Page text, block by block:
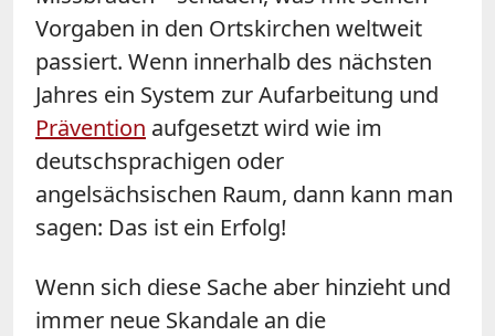
Vorgaben in den Ortskirchen weltweit
passiert. Wenn innerhalb des nächsten
Jahres ein System zur Aufarbeitung und
Prävention aufgesetzt wird wie im
deutschsprachigen oder
angelsächsischen Raum, dann kann man
sagen: Das ist ein Erfolg!
Wenn sich diese Sache aber hinzieht und
immer neue Skandale an die